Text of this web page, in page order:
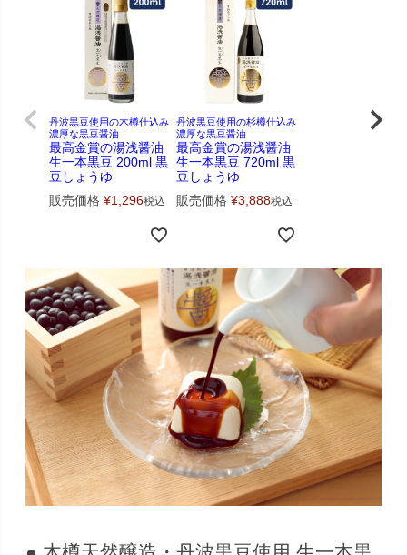
丹波黒豆使用の木樽仕込み
濃厚な黒豆醤油
最高金賞の湯浅醤油
生一本黒豆 200ml 黒
豆しょうゆ
販売価格 ¥1,296税込
丹波黒豆使用の杉樽仕込み
濃厚な黒豆醤油
最高金賞の湯浅醤油
生一本黒豆 720ml 黒
豆しょうゆ
販売価格 ¥3,888税込